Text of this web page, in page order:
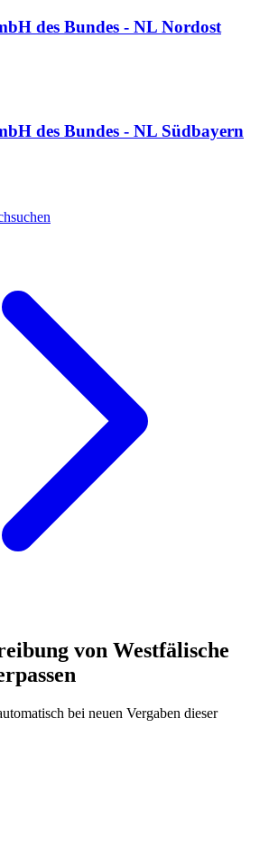
des Bundes - NL Nordost
des Bundes - NL Südbayern
von Westfälische
bei neuen Vergaben dieser